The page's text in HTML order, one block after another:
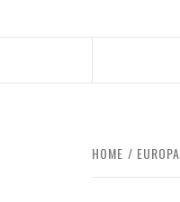
HOME EUROPA